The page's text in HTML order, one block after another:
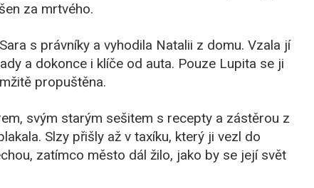
za mrtvého.
s právníky a vyhodila Natalii z domu. Vzala jí
a dokonce i klíče od auta. Pouze Lupita se ji
propuštěna.
svým starým sešitem s recepty a zástěrou z
Slzy přišly až v taxíku, který ji vezl do
zatímco město dál žilo, jako by se její svět